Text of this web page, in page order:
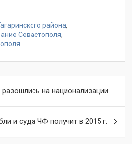
района,
Севастополя,
на национализации
и суда ЧФ получит в 2015 г.